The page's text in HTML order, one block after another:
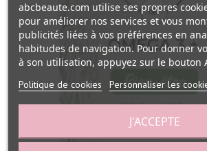
abcbeaute.com utilise ses propres
pour améliorer nos services et vous
publicités liées à vos préférences en
habitudes de navigation. Pour donner
à son utilisation, appuyez sur le bouton
Politique de cookies Personnaliser les
J'ACCEPTE